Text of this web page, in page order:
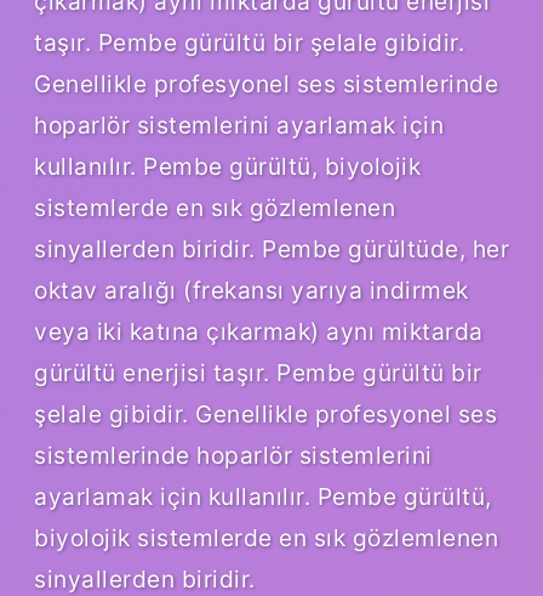
taşır. Pembe gürültü bir şelale gibidir.
Genellikle profesyonel ses sistemlerinde
hoparlör sistemlerini ayarlamak için
kullanılır. Pembe gürültü, biyolojik
sistemlerde en sık gözlemlenen
sinyallerden biridir. Pembe gürültüde, her
oktav aralığı (frekansı yarıya indirmek
veya iki katına çıkarmak) aynı miktarda
gürültü enerjisi taşır. Pembe gürültü bir
şelale gibidir. Genellikle profesyonel ses
sistemlerinde hoparlör sistemlerini
ayarlamak için kullanılır. Pembe gürültü,
biyolojik sistemlerde en sık gözlemlenen
sinyallerden biridir.